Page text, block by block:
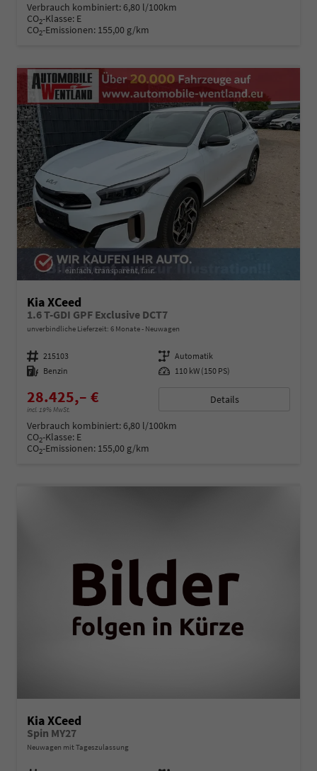
Verbrauch kombiniert:6,80 l/100km
CO2-Klasse: E
CO2-Emissionen: 155,00 g/km
Kia XCeed
1.6 T-GDI GPF Exclusive DCT7
unverbindliche Lieferzeit: 6 Monate Neuwagen
Fahrzeugnummer 215103 Getriebe Automatik
Kraftstoff Benzin Leistung 110 kW (150 PS)
28.425,– €
incl. 19% MwSt.
Details
Verbrauch kombiniert:6,80 l/100km
CO2-Klasse: E
CO2-Emissionen: 155,00 g/km
Kia XCeed
Spin MY27
Neuwagen mit Tageszulassung